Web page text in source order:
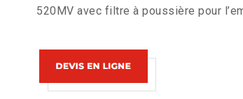
520MV avec filtre à poussière pour